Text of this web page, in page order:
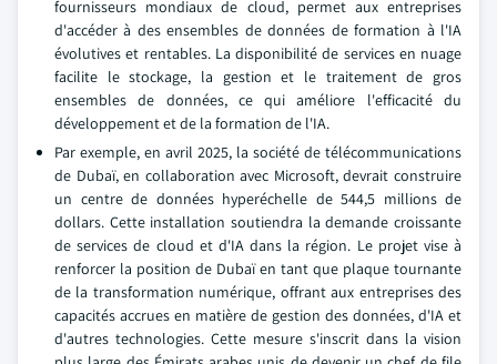
fournisseurs mondiaux de cloud, permet aux entreprises
d'accéder à des ensembles de données de formation à l'IA
évolutives et rentables. La disponibilité de services en nuage
facilite le stockage, la gestion et le traitement de gros
ensembles de données, ce qui améliore l'efficacité du
développement et de la formation de l'IA.
Par exemple, en avril 2025, la société de télécommunications
de Dubaï, en collaboration avec Microsoft, devrait construire
un centre de données hyperéchelle de 544,5 millions de
dollars. Cette installation soutiendra la demande croissante
de services de cloud et d'IA dans la région. Le projet vise à
renforcer la position de Dubaï en tant que plaque tournante
de la transformation numérique, offrant aux entreprises des
capacités accrues en matière de gestion des données, d'IA et
d'autres technologies. Cette mesure s'inscrit dans la vision